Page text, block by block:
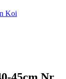
Koi